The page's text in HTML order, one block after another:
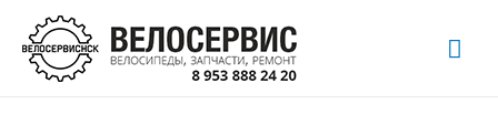
Перейти
содержимому